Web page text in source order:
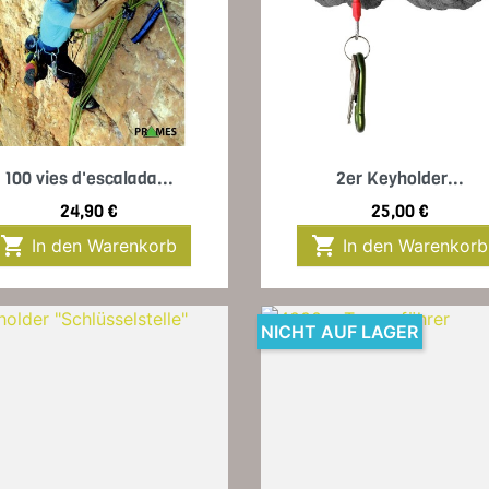
 Vorschau
100 vies d'escalada...
Preis
24,90 €
 In den Warenkorb
 Vorschau
2er Keyholder...
Preis
25,00 €
 In den Warenkorb
NICHT AUF LAGER